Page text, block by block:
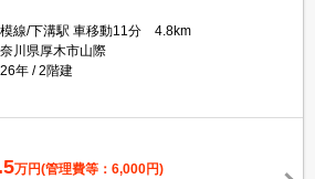
線/下溝駅 車移動11分 4.8km
川県厚木市山際
年
2階建
万円(管理費等：6,000円)